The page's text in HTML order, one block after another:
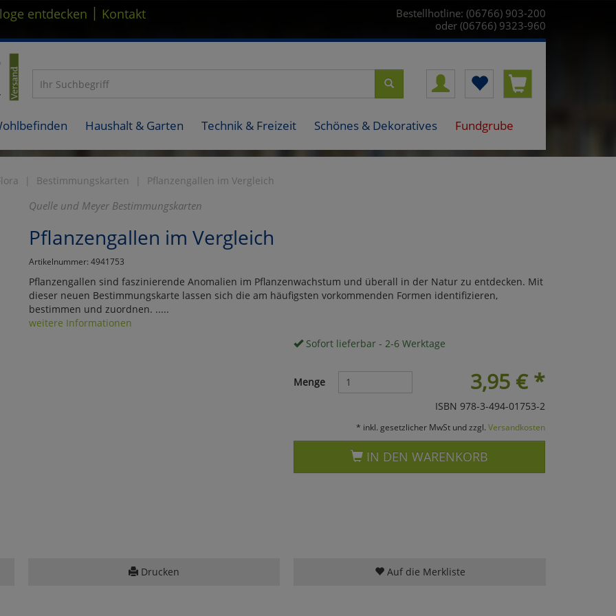
entdecken | Kontakt
Bestellhotline: (06766) 903-200
oder (06766) 9323-960
Haushalt & Garten Technik & Freizeit Schönes & Dekoratives Fundgrube
Bestimmungskarten Pflanzengallen im Vergleich
Quelle und Meyer Bestimmungskarten
Pflanzengallen im Vergleich
Artikelnummer: 4941753
Pflanzengallen sind faszinierende Anomalien im Pflanzenwachstum und überall in der Natur zu entdecken. Mit
dieser neuen Bestimmungskarte lassen sich die am häufigsten vorkommenden Formen identifizieren,
bestimmen und zuordnen. .....
weitere Informationen
Sofort lieferbar - 2-6 Werktage
3,95 €*
Menge
ISBN 978-3-494-01753-2
* inkl. gesetzlicher MwSt und zzgl. Versandkosten
IN DEN WARENKORB
Drucken Auf die Merkliste